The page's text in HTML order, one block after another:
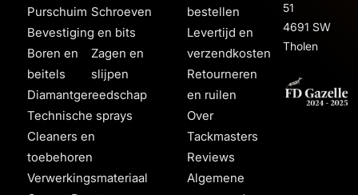
Purschuim Schroeven
Bevestiging en bits
Boren en
beitels
Zagen en
slijpen
Diamantgereedschap
Technische sprays
Cleaners en
toebehoren
Verwerkingsmateriaal
bestellen
Levertijd en
verzendkosten
Retourneren
en ruilen
Over
Tackmasters
Reviews
Algemene
51
4691 SW
Tholen